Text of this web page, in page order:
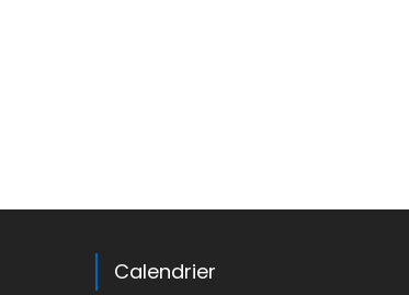
Calendrier